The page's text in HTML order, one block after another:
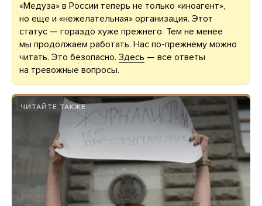
«Медуза» в России теперь не только «иноагент»,
но еще и «нежелательная» организация. Этот
статус — гораздо хуже прежнего. Тем не менее
мы продолжаем работать. Нас по-прежнему можно
читать. Это безопасно. Здесь — все ответы
на тревожные вопросы.
ЧИТАЙТЕ ТАКЖЕ